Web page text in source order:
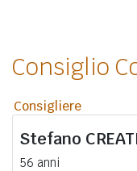
Consiglio
Consigliere
Stefano
56 anni